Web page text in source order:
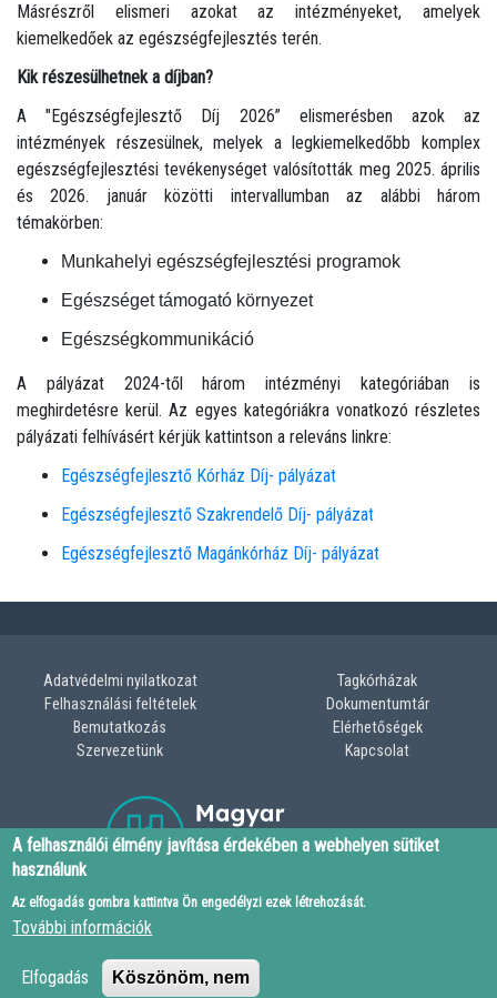
Másrészről elismeri azokat az intézményeket, amelyek
kiemelkedőek az egészségfejlesztés terén.
Kik részesülhetnek a díjban?
A "Egészségfejlesztő Díj 2026” elismerésben azok az
intézmények részesülnek, melyek a legkiemelkedőbb komplex
egészségfejlesztési tevékenységet valósították meg 2025. április
és 2026. január közötti intervallumban az alábbi három
témakörben:
Munkahelyi egészségfejlesztési programok
Egészséget támogató környezet
Egészségkommunikáció
A pályázat 2024-től három intézményi kategóriában is
meghirdetésre kerül. Az egyes kategóriákra vonatkozó részletes
pályázati felhívásért kérjük kattintson a releváns linkre:
Egészségfejlesztő Kórház Díj- pályázat
Egészségfejlesztő Szakrendelő Díj- pályázat
Egészségfejlesztő Magánkórház Díj- pályázat
LÁBLÉC
MENÜ
Adatvédelmi nyilatkozat
Felhasználási feltételek
Bemutatkozás
Szervezetünk
Tagkórházak
Dokumentumtár
Elérhetőségek
Kapcsolat
LÁTBLÉC
ELÉRHETŐSÉGEK
E-MAIL CÍM
info@korhazszovetseg.hu
A felhasználói élmény javítása érdekében a webhelyen sütiket
használunk
Az elfogadás gombra kattintva Ön engedélyzi ezek létrehozását.
További információk
Elfogadás Köszönöm, nem